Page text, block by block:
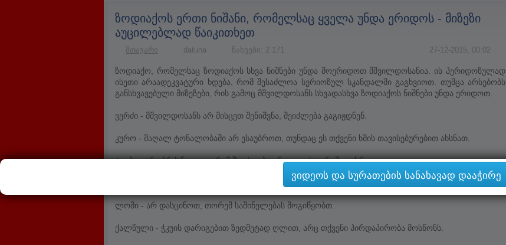
ვიდეოს და სურათების სანახავად დააჭირე
ზოდიაქოს ერთი ნიშანი, რომელსაც ყველა უნდა ერიდოს - მიზეზი
აუცილებლად წაიკითხეთ
მთავარი datuna ნახვები: 2 171 27-12-2015, 00:02
ზოდიაქო, რომელსაც ზოდიაქოს სხვა ნიშნები უნდა მოერიდოთ მშვილდოსანია. ის პერიდოზულად
ისეთი არაადეკვატური ხდება, რომ შესაძლოა სერიოზულ სკანდალში გაგხვიოთ. თუმცა არსებობს
განსხვავებული მიზეზები, რის გამოც მშვილდოსანს სხვადასხვა ზოდიაქოს ნიშნები უნდა ერიდოთ.
ვერძი - მშვილდოსანს არ მისცეთ შენიშვნა, შეიძლება გაგიჟდნენ.
კურო - მაღალ ტონალობაში არ ესაუბროთ, თუნდაც ეს თქვენი ხმის თავისებურებით ახსნათ.
ტყუპი - არ უბრძანოთ, თორემ შეიძლება ერთ დღესაც რამე გესროლოთ.
კირჩხიბი - მუდმივად ხაზს ნუ უსვამთ, რომ ძალიან მაგარი და ლამაზი ხართ მის ფონზე.
ლომი - არ დასცინოთ, თორემ საშინელებას მოგიწყობთ.
ქალწული - ჭკუის დარიგებით ზედმეტად ღლით, არც თქვენი პირდაპირობა მოსწონს.